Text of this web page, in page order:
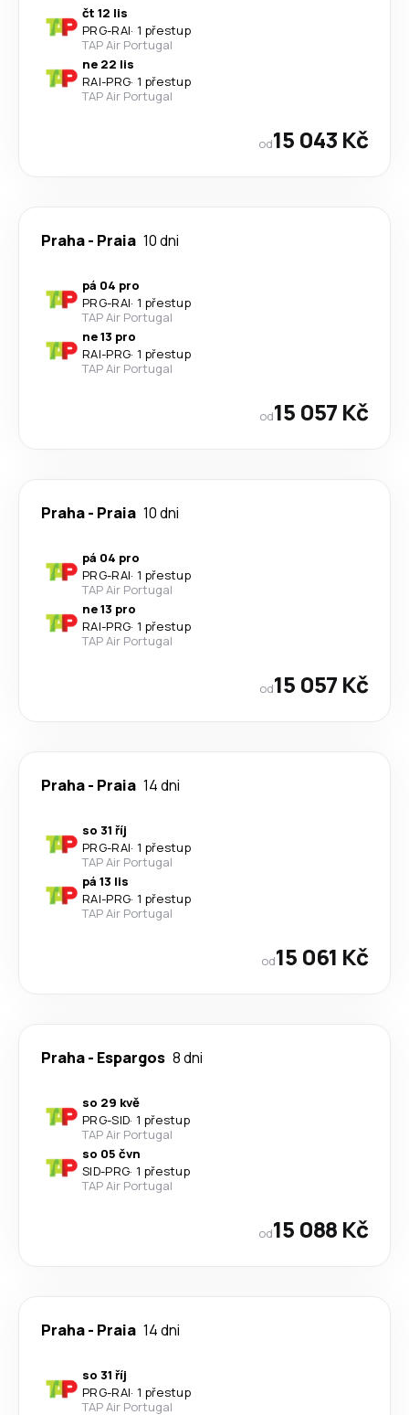
čt 12 lis
PRG-RAI· 1 přestup
TAP Air Portugal
ne 22 lis
RAI-PRG· 1 přestup
TAP Air Portugal
od15 043 Kč
Praha- Praia 10 dni
pá 04 pro
PRG-RAI· 1 přestup
TAP Air Portugal
ne 13 pro
RAI-PRG· 1 přestup
TAP Air Portugal
od15 057 Kč
Praha- Praia 10 dni
pá 04 pro
PRG-RAI· 1 přestup
TAP Air Portugal
ne 13 pro
RAI-PRG· 1 přestup
TAP Air Portugal
od15 057 Kč
Praha- Praia 14 dni
so 31 říj
PRG-RAI· 1 přestup
TAP Air Portugal
pá 13 lis
RAI-PRG· 1 přestup
TAP Air Portugal
od15 061 Kč
Praha- Espargos 8 dni
so 29 kvě
PRG-SID· 1 přestup
TAP Air Portugal
so 05 čvn
SID-PRG· 1 přestup
TAP Air Portugal
od15 088 Kč
Praha- Praia 14 dni
so 31 říj
PRG-RAI· 1 přestup
TAP Air Portugal